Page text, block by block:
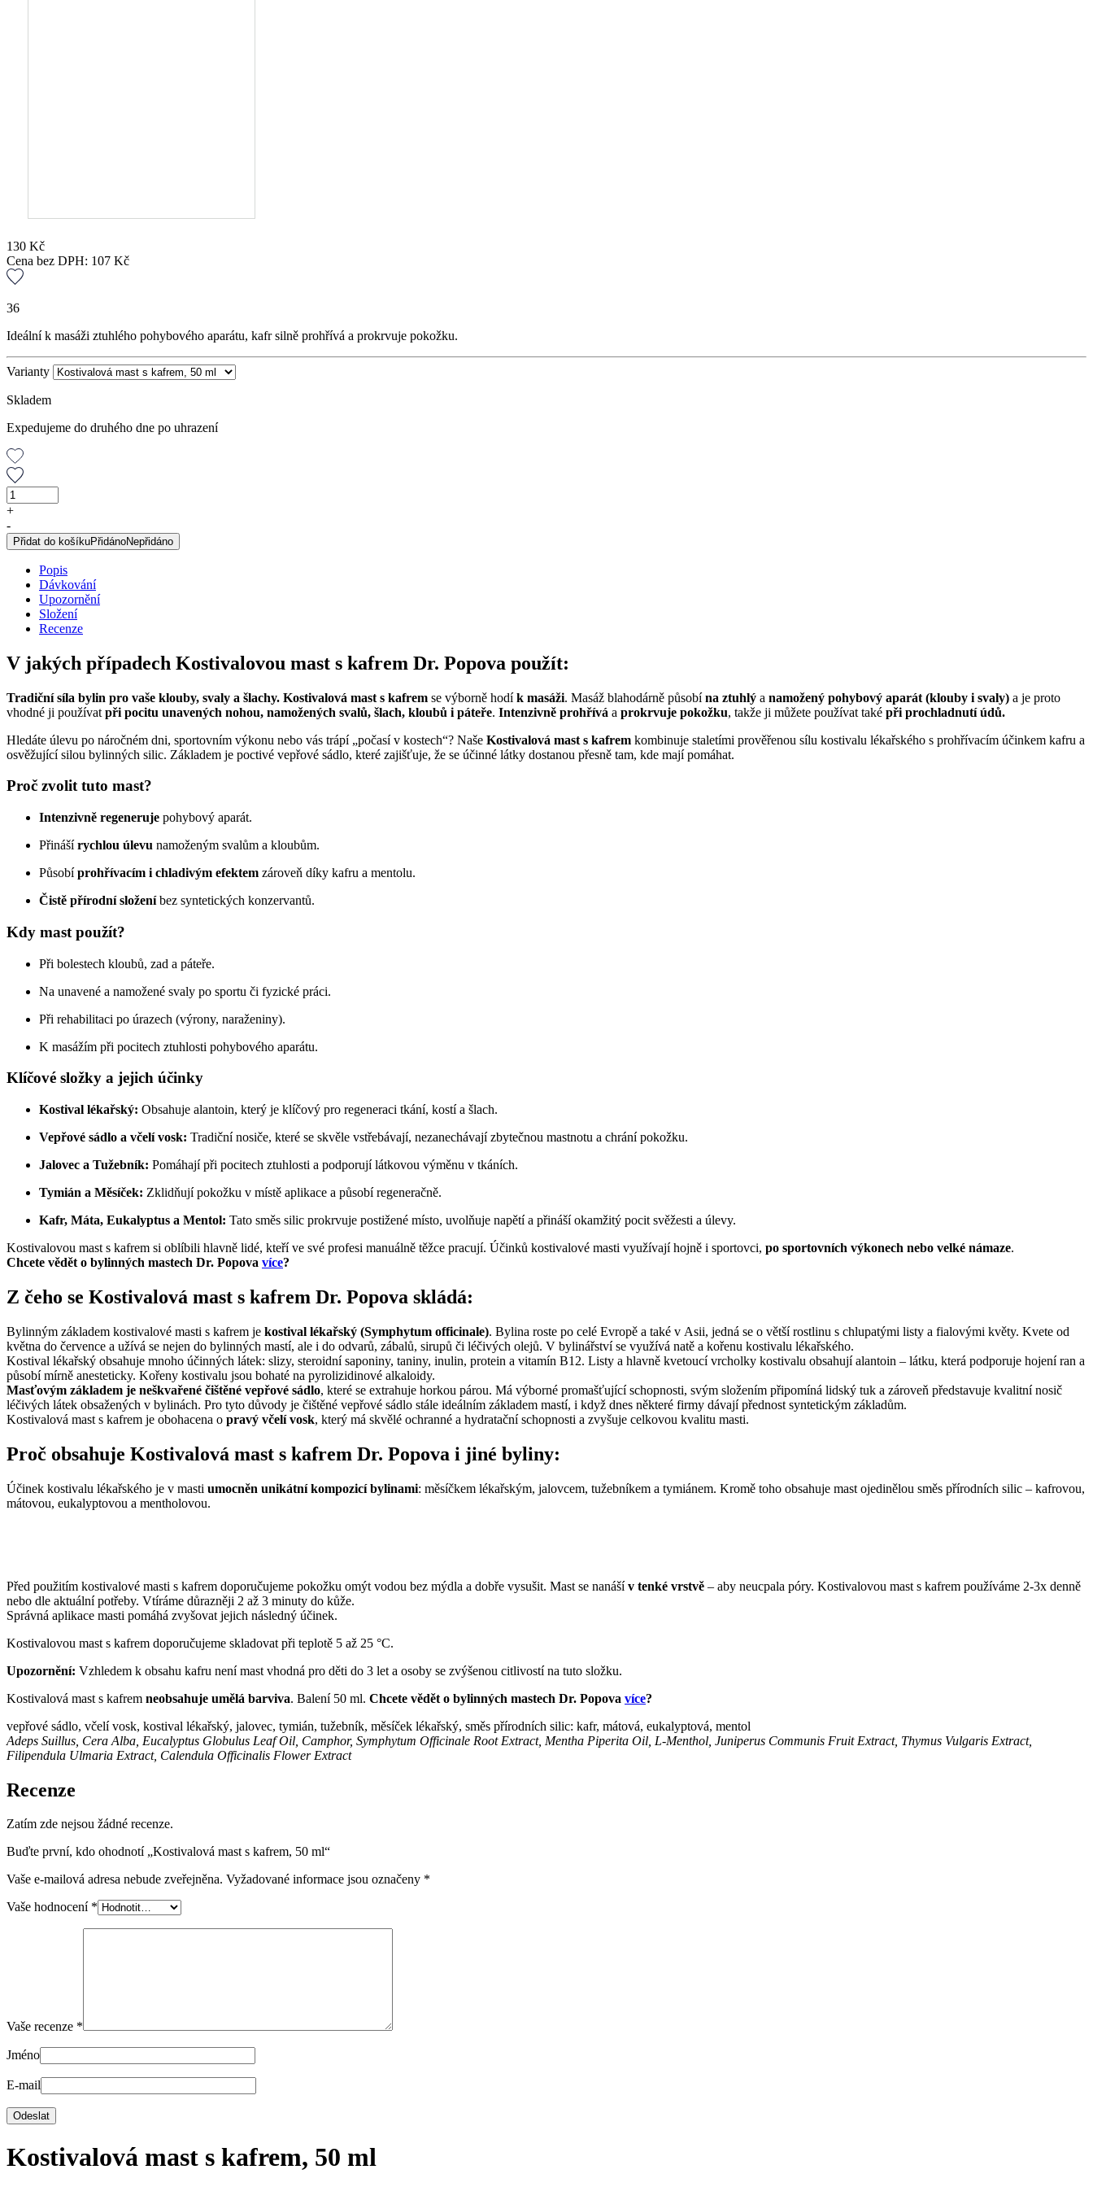
130 Kč
Cena bez DPH: 107 Kč
36
Ideální k masáži ztuhlého pohybového aparátu, kafr silně prohřívá a prokrvuje pokožku.
Varianty
Skladem
Expedujeme do druhého dne po uhrazení
Kostivalová
mast
kafrem,
50
množství
+
-
Přidat do košíkuPřidánoNepřidáno
Popis
Dávkování
Upozornění
Složení
Recenze
V jakých případech Kostivalovou mast s kafrem Dr. Popova použít:
Tradiční síla bylin pro vaše klouby, svaly a šlachy. Kostivalová mast s kafrem se výborně hodík masáži. Masáž blahodárně působína ztuhlý a namožený pohybový aparát (klouby i svaly) a je proto
vhodné ji používat při pocitu unavených nohou, namožených svalů, šlach, kloubů i páteře. Intenzivně prohřívá a prokrvuje pokožku, takže ji můžete používat také při prochladnutí údů.
Hledáte úlevu po náročném dni, sportovním výkonu nebo vás trápí „počasí v kostech“? Naše Kostivalová mast s kafrem kombinuje staletími prověřenou sílu kostivalu lékařského s prohřívacím účinkem kafru a
osvěžující silou bylinných silic. Základem je poctivé vepřové sádlo, které zajišťuje, že se účinné látky dostanou přesně tam, kde mají pomáhat.
Proč zvolit tuto mast?
Intenzivně regeneruje pohybový aparát.
Přinášírychlou úlevu namoženým svalům a kloubům.
Působíprohřívacím i chladivým efektem zároveň díky kafru a mentolu.
Čistě přírodní složeníbez syntetických konzervantů.
Kdy mast použít?
Při bolestech kloubů, zad a páteře.
Na unavené a namožené svaly po sportu či fyzické práci.
Při rehabilitaci po úrazech (výrony, naraženiny).
K masážím při pocitech ztuhlosti pohybového aparátu.
Klíčové složky a jejich účinky
Kostival lékařský: Obsahuje alantoin, který je klíčový pro regeneraci tkání, kostí a šlach.
Vepřové sádlo a včelí vosk: Tradiční nosiče, které se skvěle vstřebávají, nezanechávají zbytečnou mastnotu a chrání pokožku.
Jalovec a Tužebník: Pomáhají při pocitech ztuhlosti a podporují látkovou výměnu v tkáních.
Tymián a Měsíček: Zklidňují pokožku v místě aplikace a působí regeneračně.
Kafr, Máta, Eukalyptus a Mentol: Tato směs silic prokrvuje postižené místo, uvolňuje napětí a přináší okamžitý pocit svěžesti a úlevy.
Kostivalovou mast s kafrem si oblíbili hlavně lidé, kteří ve své profesi manuálně těžce pracují. Účinků kostivalové masti využívají hojně i sportovci, po sportovních výkonech nebo velké námaze.
Chcete vědět o bylinných mastech Dr. Popova více?
Z čeho se Kostivalová mast s kafrem Dr. Popova skládá:
Bylinným základem kostivalové masti s kafrem je kostival lékařský (Symphytum officinale). Bylina roste po celé Evropě a také v Asii, jedná se o větší rostlinu s chlupatými listy a fialovými květy. Kvete od
května do července a užívá se nejen do bylinných mastí, ale i do odvarů, zábalů, sirupů či léčivých olejů. V bylinářství se využívá natě a kořenu kostivalu lékařského.
Kostival lékařský obsahuje mnoho účinných látek: slizy, steroidní saponiny, taniny, inulin, protein a vitamín B12. Listy a hlavně kvetoucí vrcholky kostivalu obsahují alantoin – látku, která podporuje hojení ran a
působí mírně anesteticky. Kořeny kostivalu jsou bohaté na pyrolizidinové alkaloidy.
Masťovým základem je neškvařené čištěné vepřové sádlo, které se extrahuje horkou párou. Má výborné promašťující schopnosti, svým složením připomíná lidský tuk a zároveň představuje kvalitní nosič
léčivých látek obsažených v bylinách. Pro tyto důvody je čištěné vepřové sádlo stále ideálním základem mastí, i když dnes některé firmy dávají přednost syntetickým základům.
Kostivalová mast s kafrem je obohacena o pravý včelí vosk, který má skvělé ochranné a hydratační schopnosti a zvyšuje celkovou kvalitu masti.
Proč obsahuje Kostivalová mast s kafrem Dr. Popova i jiné byliny:
Účinek kostivalu lékařského je v masti umocněn unikátní kompozicí bylinami: měsíčkem lékařským, jalovcem, tužebníkem a tymiánem. Kromě toho obsahuje mast ojedinělou směs přírodních silic – kafrovou,
mátovou, eukalyptovou a mentholovou.
Před použitím kostivalové masti s kafrem doporučujeme pokožku omýt vodou bez mýdla a dobře vysušit. Mast se nanášív tenké vrstvě – aby neucpala póry. Kostivalovou mast s kafrem používáme 2-3x denně
nebo dle aktuální potřeby. Vtíráme důrazněji 2 až 3 minuty do kůže.
Správná aplikace masti pomáhá zvyšovat jejich následný účinek.
Kostivalovou mast s kafrem doporučujeme skladovat při teplotě 5 až 25 °C.
Upozornění: Vzhledem k obsahu kafru není mast vhodná pro děti do 3 let a osoby se zvýšenou citlivostí na tuto složku.
Kostivalová mast s kafrem neobsahuje umělá barviva. Balení 50 ml. Chcete vědět o bylinných mastech Dr. Popova více?
vepřové sádlo, včelí vosk, kostival lékařský, jalovec, tymián, tužebník, měsíček lékařský, směs přírodních silic: kafr, mátová, eukalyptová, mentol
Adeps Suillus, Cera Alba, Eucalyptus Globulus Leaf Oil, Camphor, Symphytum Officinale Root Extract, Mentha Piperita Oil, L-Menthol, Juniperus Communis Fruit Extract, Thymus Vulgaris Extract,
Filipendula Ulmaria Extract, Calendula Officinalis Flower Extract
Recenze
Zatím zde nejsou žádné recenze.
Buďte první, kdo ohodnotí „Kostivalová mast s kafrem, 50 ml“
Vaše e-mailová adresa nebude zveřejněna. Vyžadované informace jsou označeny *
Vaše hodnocení *
Vaše recenze *
Jméno
E-mail
Kostivalová mast s kafrem, 50 ml